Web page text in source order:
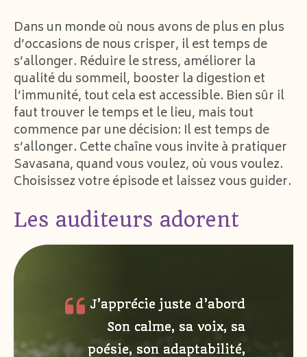
Dans un monde où nous avons de plus en plus
d’occasions de nous crisper, il est temps de
s’allonger. Réduire le stress, améliorer la
qualité du sommeil, booster la digestion et
l’immunité, tout cela est accessible. Bien sûr il
faut trouver le temps et le lieu, mais tout
commence par une décision: Il est temps de
s’allonger. Cette chaîne vous invite à pratiquer
Savasana, quand vous voulez, où vous voulez.
Choisissez votre épisode et laissez vous guider.
Les auditeurs adorent
J’apprécie juste d’abord
Son calme, sa voix, sa
poésie, son adaptabilité,